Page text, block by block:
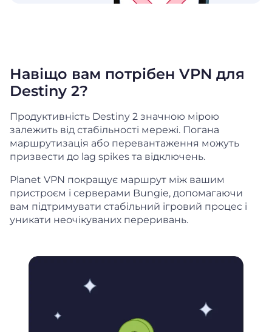
Навіщо вам потрібен VPN для
Destiny 2?
Продуктивність Destiny 2 значною мірою
залежить від стабільності мережі. Погана
маршрутизація або перевантаження можуть
призвести до lag spikes та відключень.
Planet VPN покращує маршрут між вашим
пристроєм і серверами Bungie, допомагаючи
вам підтримувати стабільний ігровий процес і
уникати неочікуваних переривань.